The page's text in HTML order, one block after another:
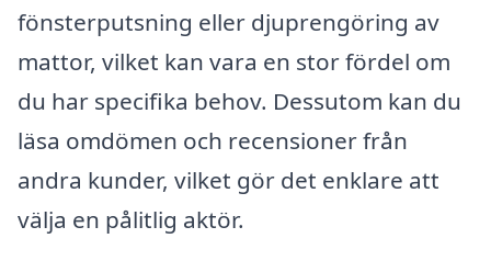
fönsterputsning eller djuprengöring av
mattor, vilket kan vara en stor fördel om
du har specifika behov. Dessutom kan du
läsa omdömen och recensioner från
andra kunder, vilket gör det enklare att
välja en pålitlig aktör.